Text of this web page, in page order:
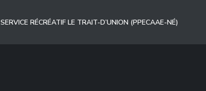
SERVICE RÉCRÉATIF LE TRAIT-D’UNION (PPECAAE-NÉ)